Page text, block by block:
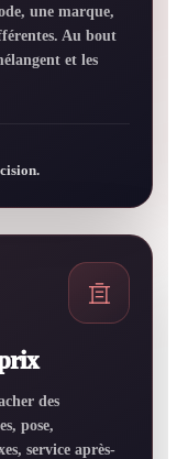
une marque,
Au bout
et les
des
pose,
service après-